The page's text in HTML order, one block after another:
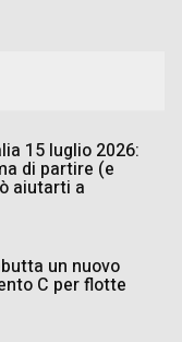
15 luglio 2026:
di partire (e
aiutarti a
un nuovo
C per flotte